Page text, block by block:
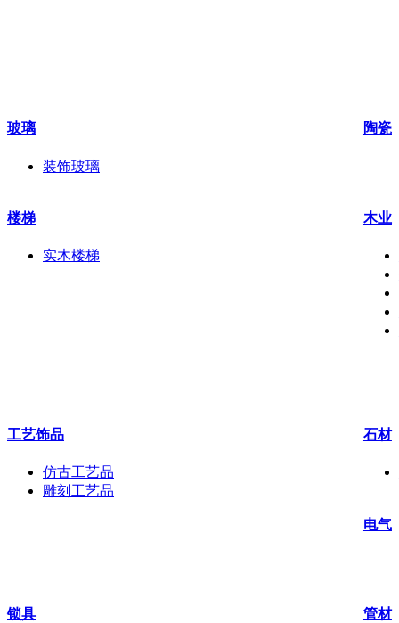
玻璃
装饰玻璃
陶瓷
楼梯
实木楼梯
木业
工艺饰品
仿古工艺品
雕刻工艺品
石材
电气
锁具 管材